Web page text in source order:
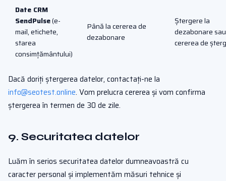
Date CRM
SendPulse(e-
mail, etichete,
starea
consimțământului)
Până la cererea de
dezabonare
Ștergere la
dezabonare
cererea de
Dacă doriți ștergerea datelor, contactați-ne la
info@seotest.online. Vom prelucra cererea și vom confirma
ștergerea în termen de 30 de zile.
9. Securitatea datelor
Luăm în serios securitatea datelor dumneavoastră cu
caracter personal și implementăm măsuri tehnice și